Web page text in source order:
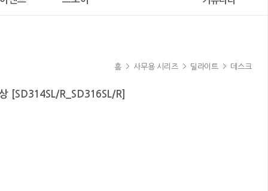
홈 사무용 시리즈 딜라이트 데스크
[SD314SL/R_SD316SL/R]